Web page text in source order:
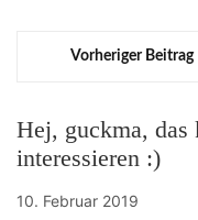
Vorheriger Beitrag
Hej, guckma, das
interessieren :)
10. Februar 2019